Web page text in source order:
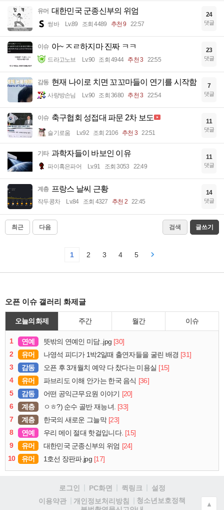
유머 대한민국 군종신부의 위엄
썽바 Lv.89 조회 4489 추천 9 22:57
24
댓글
이슈 아~ ㅈㄹ하지마 진짜 ㅋㅋ
드라고노브 Lv.90 조회 4944 추천 3 22:55
23
댓글
감동 현재 나이로 치면 꼬꼬마들이 연기를 시작함
사랑방손님 Lv.90 조회 3680 추천 3 22:54
7
댓글
이슈 축구협회 성접대 파문 2차 보도
슬기로움 Lv.92 조회 2106 추천 3 22:51
11
댓글
기타 과학자들이 바보인 이유
파이혹은파어 Lv.91 조회 3053 22:49
11
댓글
계층 프랑스 날씨 근황
작두콩차 Lv.84 조회 4327 추천 2 22:45
14
댓글
최근 다음 검색 글쓰기
1 2 3 4 5
오픈 이슈 갤러리 화제글
오늘의 화제 주간 월간 이슈
1 연예 뜻밖의 연예인 미담..jpg [30]
2
유머 나영석 피디가 1박2일때 출연자들을 굴린 배경 [31]
3
감동 오픈 후 3개월치 예약 다 찼다는 미용실 [15]
4
유머 파브리도 이해 안가는 한국 음식 [36]
5
감동 어떤 공익근무요원 이야기 [20]
6
계층 ㅇㅎ?) 순수 골반 재능녀. [33]
7
계층 한국의 새로운 그늘막 [23]
8
연예 우리 메이 절대 핫걸입니다. [15]
9
유머 대한민국 군종신부의 위엄 [24]
10
유머 1호선 장판파.jpg [17]
로그인 PC화면 퀵링크
설정
이용약관
개인정보처리방침
청소년보호정책
▲